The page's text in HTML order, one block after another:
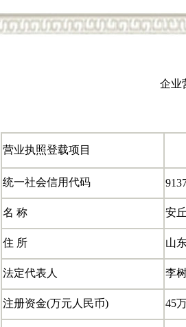
企业
营业执照登载项目
统一社会信用代码
名 称 安
住 所 山
法定代表人 李
注册资金(万元人民币) 45